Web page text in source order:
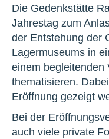
Die Gedenkstätte
Jahrestag zum
der Entstehung der
Lagermuseums in
einem begleitenden
thematisieren.
Eröffnung gezeigt
Bei der
auch viele private